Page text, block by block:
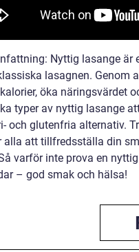
Nyttig lasange är
lasagnen. Genom
öka näringsvärdet
typer av nyttig lasange
och glutenfria alternativ.
alla att tillfredsställa din
varför inte prova en
– god smak och hälsa!